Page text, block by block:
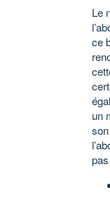
Le
ce
un